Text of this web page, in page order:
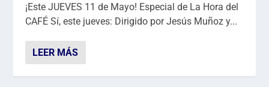
¡Este JUEVES 11 de Mayo! Especial de La Hora del
CAFÉ Sí, este jueves: Dirigido por Jesús Muñoz y...
LEER MÁS